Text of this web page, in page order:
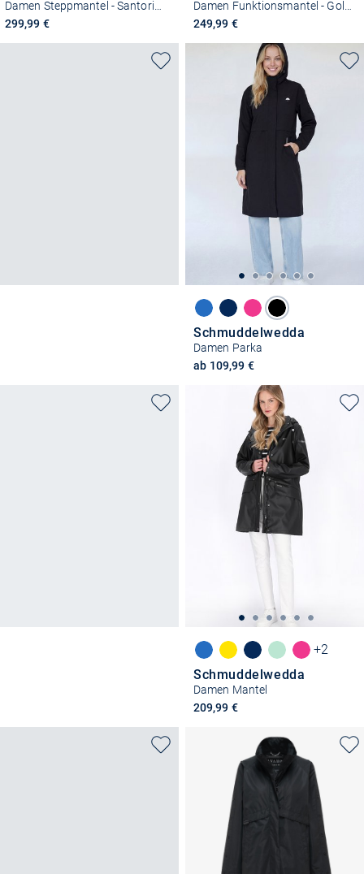
299,99 €
249,99 €
Schmuddelwedda
Damen Parka
ab 109,99 €
+2
Schmuddelwedda
Damen Mantel
209,99 €